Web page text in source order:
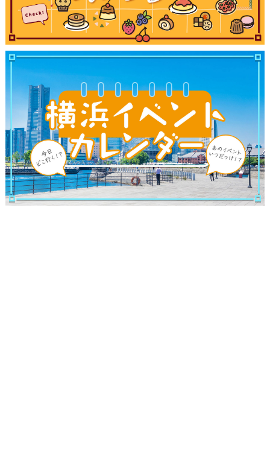
ランキング
ブログ記事
サイトについて